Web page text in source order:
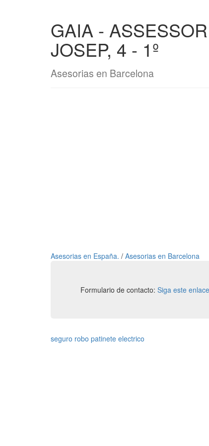
GAIA -
JOSEP, 4 - 1º
Asesorias en Barcelona
Asesorias en España. / Asesorias en Barcelona
Formulario de contacto: Siga este
seguro robo patinete electrico